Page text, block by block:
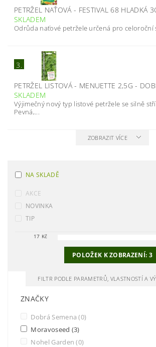
PETRŽEL NAŤOVÁ - FESTIVAL 68 HLADKÁ
SKLADEM
Odrůda naťové petržele určená pro celoroční
3.
PETRŽEL LISTOVÁ - MENUETTE 2,5G -
SKLADEM
Výjimečný nový typ listové petržele se silně
Pevná,...
ZOBRAZIT VÍCE
NA SKLADĚ
AKCE
NOVINKA
TIP
17 Kč
POLOŽEK K ZOBRAZENÍ: 3
FILTR PODLE PARAMETRŮ, VLASTNOSTÍ A
ZNAČKY
Dobrá Semena(0)
Moravoseed (3)
Nohel Garden(0)